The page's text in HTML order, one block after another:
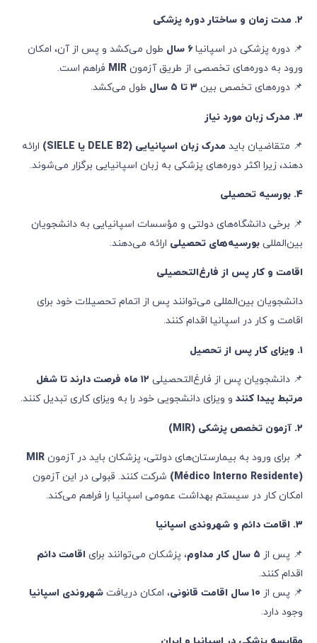
۲. مدت زمان و ساختار دوره پزشکی
📌 دوره پزشکی در اسپانیا۶ سالطول می‌کشد و پس از آن، امکان
ورود به دوره‌های تخصصی از طریق آزمونMIRفراهم است.
📌 دوره‌های تخصص بین ۳ تا ۵سالطول می‌کشد.
۳. مدرک زبان مورد نیاز
📌 متقاضیان باید مدرک زبان اسپانیایی(DELE B2 یاSIELE)
ارائه
دهند، زیرا اکثر دوره‌های پزشکی به زبان اسپانیایی برگزار می‌شوند.
۴. بورسیه تحصیلی
📌 برخی دانشگاه‌های دولتی و مؤسسات اسپانیایی به دانشجویان
بین‌المللیبورسیه‌های تحصیلیارائه می‌دهند.
اقامت و کار پس از فارغ‌التحصیلی
دانشجویان بین‌المللی می‌توانند پس از اتمام تحصیلات خود برای
اقامت و کار در اسپانیا اقدام کنند.
۱. ویزای کار پس از تحصیل
📌 دانشجویان پس از فارغ‌التحصیلی ۱۲ ماه فرصت دارند تا شغل
مرتبط پیدا کنندو ویزای دانشجویی خود را به ویزای کاری تبدیل کنند.
۲. آزمون تخصص پزشکی(MIR)
📌 برای ورود به بیمارستان‌های دولتی، پزشکان باید در آزمونMIR
(Médico Interno Residente)شرکت کنند. قبولی در این آزمون
امکان کار در سیستم بهداشت عمومی اسپانیا را فراهم می‌کند.
۳. اقامت دائم و شهروندی اسپانیا
📌 پس از ۵ سال کار مداوم، پزشکان می‌توانند برای اقامت دائم
اقدام کنند.
📌 پس از ۱۰ سال اقامت قانونی، امکان دریافتشهروندی اسپانیا
وجود دارد.